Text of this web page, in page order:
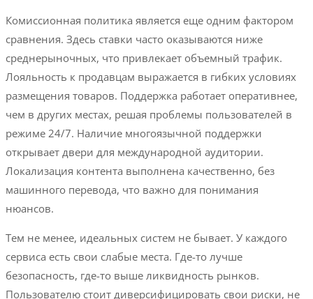
Комиссионная политика является еще одним фактором
сравнения. Здесь ставки часто оказываются ниже
среднерыночных, что привлекает объемный трафик.
Лояльность к продавцам выражается в гибких условиях
размещения товаров. Поддержка работает оперативнее,
чем в других местах, решая проблемы пользователей в
режиме 24/7. Наличие многоязычной поддержки
открывает двери для международной аудитории.
Локализация контента выполнена качественно, без
машинного перевода, что важно для понимания
нюансов.
Тем не менее, идеальных систем не бывает. У каждого
сервиса есть свои слабые места. Где-то лучше
безопасность, где-то выше ликвидность рынков.
Пользователю стоит диверсифицировать свои риски, не